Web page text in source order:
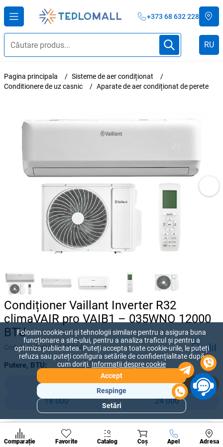
+373 68 632 228
RU
Pagina principala
Sisteme de aer condiționat
Conditionere de uz casnic
Aparate de aer condiționat de perete
Condiționer Vaillant Inverter R32
climaVAIR pro VAIB1 – 035WNO 12000
BTU
Codul produsului:255514
Putere, BTU:
9 000
12 000
18 000
24 000
15 672 lei
9 142 lei +
Comparație Favorite Catalog Coș Apel Adresa
A suna
populare
de
Folosim cookie-uri și tehnologii similare pentru a asigura buna
funcționare a site-ului, pentru a analiza traficul și pentru a
optimiza publicitatea. Puteți accepta toate cookie-urile, le puteți
refuza sau puteți configura setările de confidențialitate după
cum doriți. Informații despre cookie
Accept
Respinge
Setări